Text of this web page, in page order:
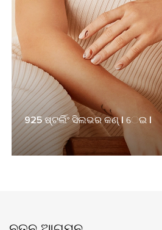
925 ଷ୍ଟର୍ଲିଂ ସିଲଭର କଣ୍ l େଇ |